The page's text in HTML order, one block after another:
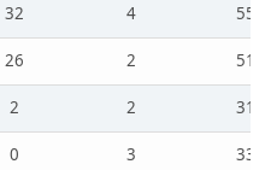
32 4
55
26 2
51
2 2
31
0 3
33